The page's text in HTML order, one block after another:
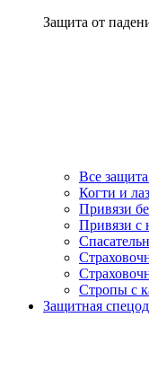
Защита от
Все
Когти и
Привязи
Привязи с
Стропы с
Защитная